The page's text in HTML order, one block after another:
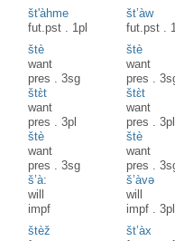
št'àhme
fut.pst . 1pl
št’àw
fut.pst .
štè
want
pres .3sg
štè
want
pres .
štɛ̀t
want
pres .3pl
štɛ̀t
want
pres .3pl
štè
want
pres .3sg
štè
want
pres .
š’à:
will
impf
š’àvə
will
impf .3pl
štèž
št’àx